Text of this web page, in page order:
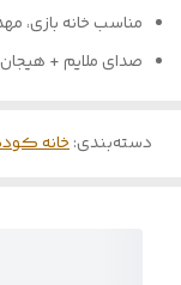
مناسب خانه بازی،
صدای ملایم + هیجان
دسته‌بندی:خانه